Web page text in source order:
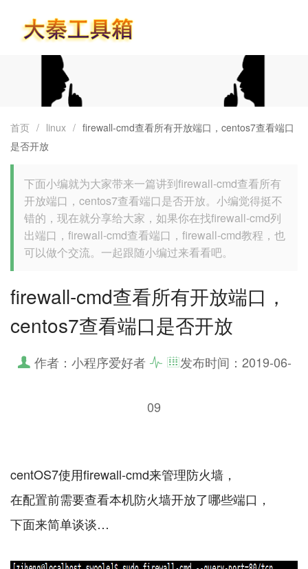
首页 / linux / firewall-cmd查看所有开放端口，centos7查看端口
是否开放
下面小编就为大家带来一篇讲到firewall-cmd查看所有
开放端口，centos7查看端口是否开放。小编觉得挺不
错的，现在就分享给大家，如果你在找firewall-cmd列
出端口，firewall-cmd查看端口，firewall-cmd教程，也
可以做个交流。一起跟随小编过来看看吧。
firewall-cmd查看所有开放端口，
centos7查看端口是否开放
作者：小程序爱好者 发布时间： 2019-06-
09
centOS7使用firewall-cmd来管理防火墙，
在配置前需要查看本机防火墙开放了哪些端口，
下面来简单谈谈…